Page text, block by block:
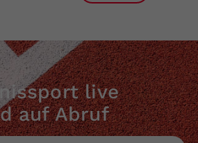
live
auf Abruf